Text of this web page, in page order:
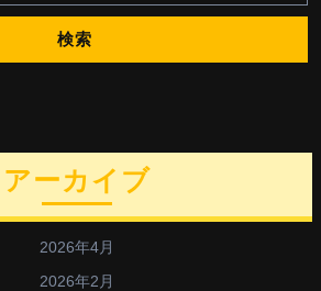
アーカイブ
2026年4月
2026年2月